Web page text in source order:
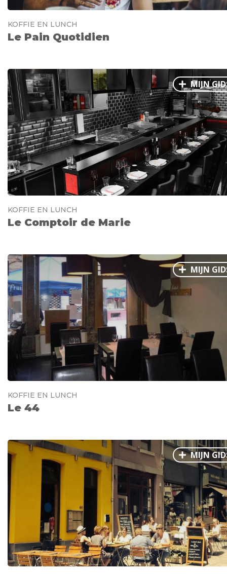
KOFFIE EN LUNCH
Le Pain Quotidien
MIJN
KOFFIE EN LUNCH
Le Comptoir de Marie
MIJN
KOFFIE EN LUNCH
Le 44
MIJN